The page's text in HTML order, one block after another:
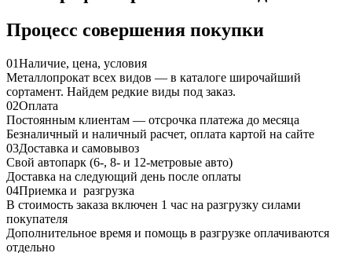
Процесс совершения покупки
01Наличие, цена, условия
Металлопрокат всех видов — в каталоге широчайший
сортамент. Найдем редкие виды под заказ.
02Оплата
Постоянным клиентам — отсрочка платежа до месяца
Безналичный и наличный расчет, оплата картой на сайте
03Доставка и самовывоз
Свой автопарк (6-, 8- и 12-метровые авто)
Доставка на следующий день после оплаты
04Приемка и разгрузка
В стоимость заказа включен 1 час на разгрузку силами
покупателя
Дополнительное время и помощь в разгрузке оплачиваются
отдельно